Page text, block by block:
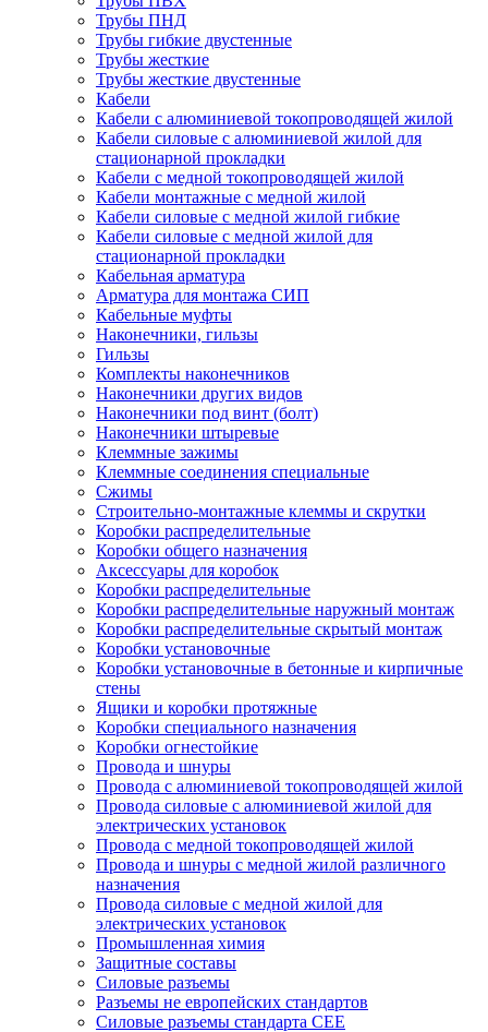
Трубы ПНД
Трубы гибкие двустенные
Трубы жесткие
Трубы жесткие двустенные
Кабели
Кабели с алюминиевой токопроводящей жилой
Кабели силовые с алюминиевой жилой для
стационарной прокладки
Кабели с медной токопроводящей жилой
Кабели монтажные с медной жилой
Кабели силовые с медной жилой гибкие
Кабели силовые с медной жилой для
стационарной прокладки
Кабельная арматура
Арматура для монтажа СИП
Кабельные муфты
Наконечники, гильзы
Гильзы
Комплекты наконечников
Наконечники других видов
Наконечники под винт (болт)
Наконечники штыревые
Клеммные зажимы
Клеммные соединения специальные
Сжимы
Строительно-монтажные клеммы и скрутки
Коробки распределительные
Коробки общего назначения
Аксессуары для коробок
Коробки распределительные
Коробки распределительные наружный монтаж
Коробки распределительные скрытый монтаж
Коробки установочные
Коробки установочные в бетонные и кирпичные
стены
Ящики и коробки протяжные
Коробки специального назначения
Коробки огнестойкие
Провода и шнуры
Провода с алюминиевой токопроводящей жилой
Провода силовые с алюминиевой жилой для
электрических установок
Провода с медной токопроводящей жилой
Провода и шнуры с медной жилой различного
назначения
Провода силовые с медной жилой для
электрических установок
Промышленная химия
Защитные составы
Силовые разъемы
Разъемы не европейских стандартов
Силовые разъемы стандарта CEE